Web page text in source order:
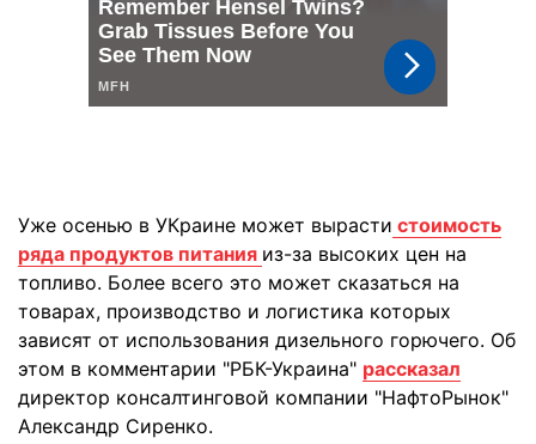
Уже осенью в УКраине может вырасти стоимость
ряда продуктов питания из-за высоких цен на
топливо. Более всего это может сказаться на
товарах, производство и логистика которых
зависят от использования дизельного горючего. Об
этом в комментарии "РБК-Украина" рассказал
директор консалтинговой компании "НафтоРынок"
Александр Сиренко.